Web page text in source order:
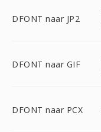
DFONT naar JP2
DFONT naar GIF
DFONT naar PCX